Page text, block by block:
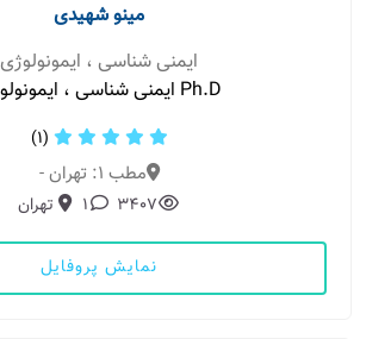
مینو شهیدی
ایمنی شناسی ، ایمونولوژی
Ph.D ایمنی شناسی ، ایمونولوژی
(1)
مطب 1: تهران -
3407
1 تهران
نمایش پروفایل